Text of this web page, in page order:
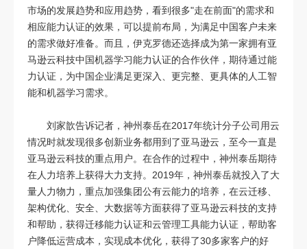
市场的发展趋势和应用趋势，看到很多"走在前面"的需求和
相应能力认证的效果，可以提前布局，为满足中国客户未来
的需求做好准备。而且，伊克罗德还选择成为第一家拥有亚
马逊云科技中国机器学习能力认证的合作伙伴，期待通过能
力认证，为中国企业满足更深入、更完整、更具体的人工智
能和机器学习需求。
刘家歆告诉记者，神州泰岳在2017年统计分子公司用云
情况时就发现很多创新业务都用到了亚马逊云，至今一直是
亚马逊云科技的重点用户。在合作的过程中，神州泰岳期待
在人力培养上获得大力支持。2019年，神州泰岳就投入了大
量人力物力，重点加强集团公有云能力的培养，在云迁移、
架构优化、安全、大数据等方面获得了亚马逊云科技的支持
和帮助，获得迁移能力认证和云管理工具能力认证，帮助客
户降低运营成本，实现成本优化，获得了30多家客户的好